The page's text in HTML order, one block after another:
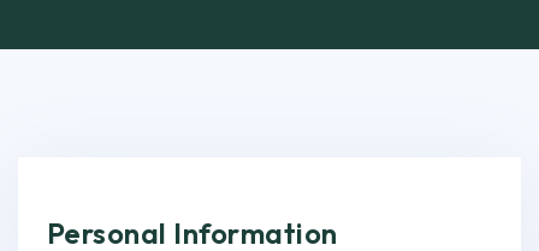
Personal Information